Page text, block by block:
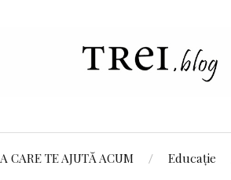
CARE TE AJUTĂ ACUM Educație